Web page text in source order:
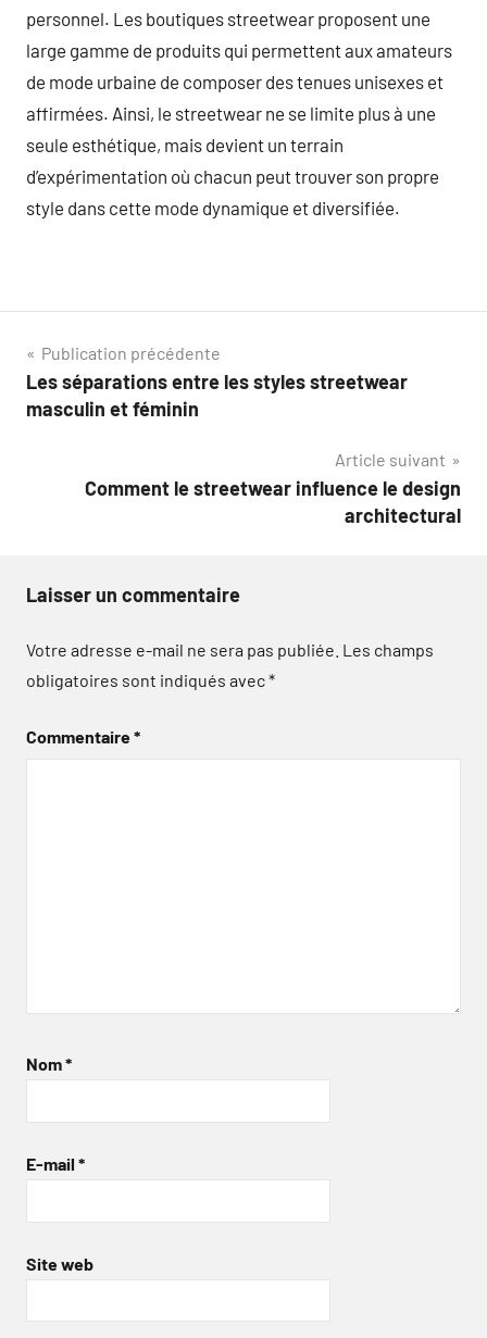
personnel. Les boutiques streetwear proposent une
large gamme de produits qui permettent aux amateurs
de mode urbaine de composer des tenues unisexes et
affirmées. Ainsi, le streetwear ne se limite plus à une
seule esthétique, mais devient un terrain
d’expérimentation où chacun peut trouver son propre
style dans cette mode dynamique et diversifiée.
Navigation
de
Publication précédente
Les séparations entre les styles streetwear
masculin et féminin
Article suivant
Comment le streetwear influence le design
architectural
Laisser un commentaire
Votre adresse e-mail ne sera pas publiée. Les champs
obligatoires sont indiqués avec*
Commentaire*
Nom*
E-mail *
Site web